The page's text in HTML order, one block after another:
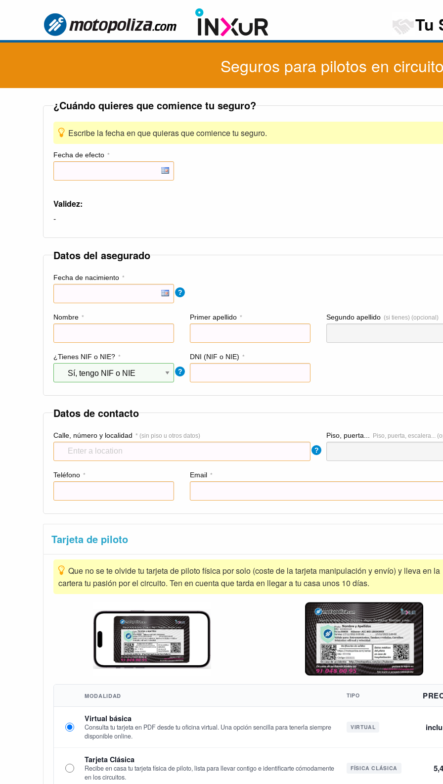
Tu
Seguros para pilotos en
¿Cuándo quieres que comience tu seguro?
Escribe la fecha en que quieras que comience tu seguro.
Fecha de efecto *
Validez:
-
Datos del asegurado
Fecha de nacimiento *
?
Nombre * Primer apellido * Segundo apellido (si tienes) (opcional)
¿Tienes NIF o NIE? *
?
DNI (NIF o NIE) *
Datos de contacto
Calle, número y localidad * (sin piso u otros datos)
?
Piso, puerta... Piso, puerta, escalera...
Teléfono * Email *
Tarjeta de piloto
Que no se te olvide tu tarjeta de piloto física por solo (coste de la tarjeta manipulación y envío) y lleva en la
cartera tu pasión por el circuito. Ten en cuenta que tarda en llegar a tu casa unos 10 días.
MODALIDAD TIPO
Virtual básica
Consulta tu tarjeta en PDF desde tu oficina virtual. Una opción sencilla para tenerla siempre
disponible online.
VIRTUAL
Tarjeta Clásica
Recibe en casa tu tarjeta física de piloto, lista para llevar contigo e identificarte cómodamente
en los circuitos.
FÍSICA CLÁSICA